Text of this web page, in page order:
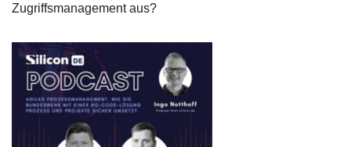
Zugriffsmanagement aus?